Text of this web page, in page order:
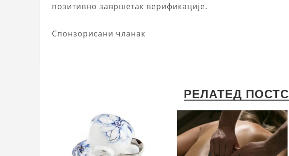
позитивно завршетак верификације.
Спонзорисани чланак
РЕЛАТЕД ПОСТС